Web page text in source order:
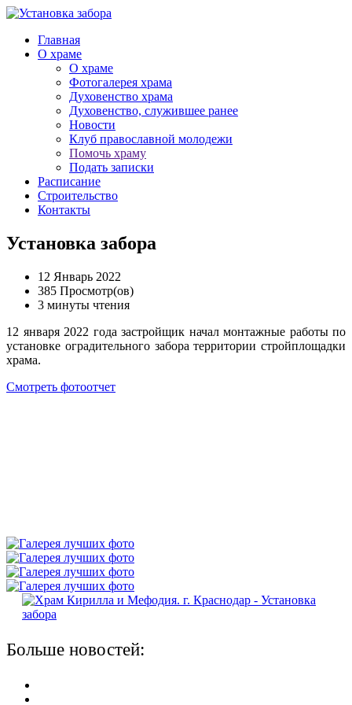
Главная
О храме
О храме
Фотогалерея храма
Духовенство храма
Духовенство, служившее ранее
Новости
Клуб православной молодежи
Помочь храму
Подать записки
Расписание
Строительство
Контакты
Установка забора
12 Январь 2022
385 Просмотр(ов)
3 минуты чтения
12 января 2022 года застройщик начал монтажные работы по
установке оградительного забора территории стройплощадки
храма.
Смотреть фотоотчет
Больше новостей: